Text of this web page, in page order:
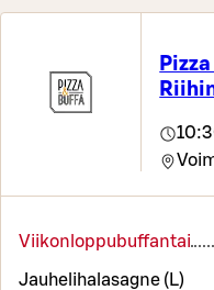
Viikonloppubuffantai
Jauhelihalasagne (L)